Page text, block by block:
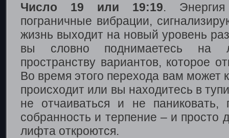
Число 19 или 19:19.
пограничные вибрации,
жизнь выходит на новый уровень
вы словно поднимаетесь на
пространству вариантов, которое
Во время этого перехода вам может
происходит или вы находитесь в
не отчаиваться и не паниковать,
собранность и терпение – и просто
лифта откроются.